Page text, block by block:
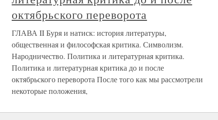
октябрьского переворота
ГЛАВА II Буря и натиск: история литературы,
общественная и философская критика. Символизм.
Народничество. Политика и литературная критика.
Политика и литературная критика до и после
октябрьского переворота После того как мы рассмотрели
некоторые положения,